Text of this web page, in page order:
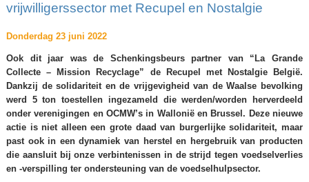
vrijwilligerssector met Recupel en Nostalgie
Donderdag 23 juni 2022
Ook dit jaar was de Schenkingsbeurs partner van “La Grande
Collecte – Mission Recyclage” de Recupel met Nostalgie België.
Dankzij de solidariteit en de vrijgevigheid van de Waalse bevolking
werd 5 ton toestellen ingezameld die werden/worden herverdeeld
onder verenigingen en OCMW’s in Wallonië en Brussel. Deze nieuwe
actie is niet alleen een grote daad van burgerlijke solidariteit, maar
past ook in een dynamiek van herstel en hergebruik van producten
die aansluit bij onze verbintenissen in de strijd tegen voedselverlies
en -verspilling ter ondersteuning van de voedselhulpsector.